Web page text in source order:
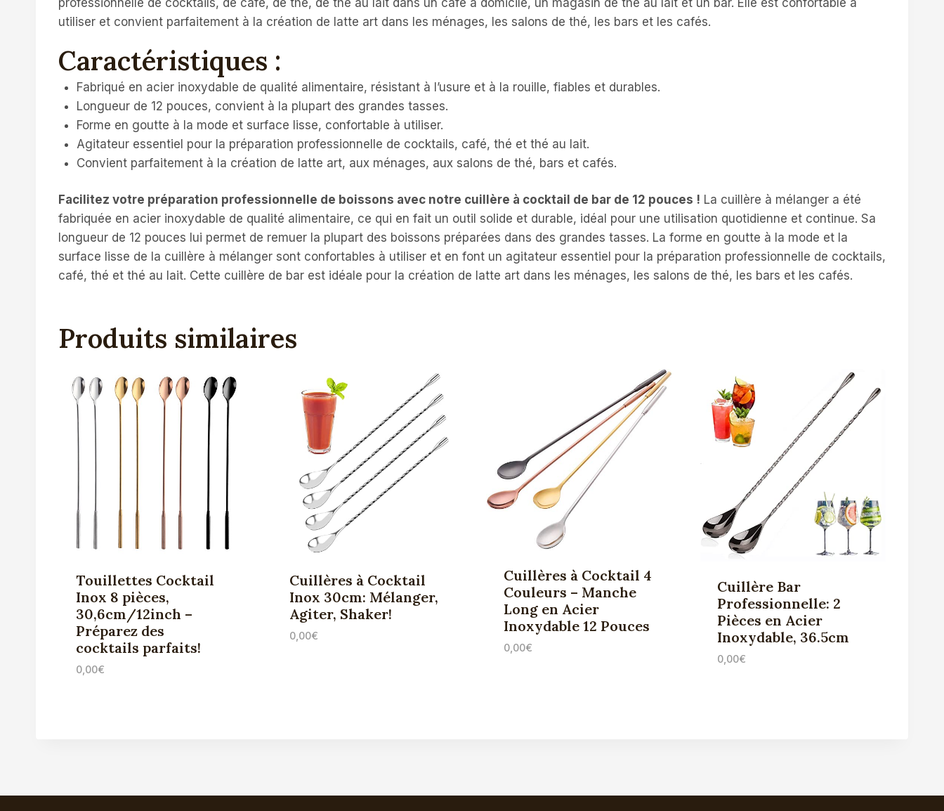
utiliser et convient parfaitement à la création de latte art dans les ménages, les salons de thé, les bars et les cafés.
Caractéristiques :
Fabriqué en acier inoxydable de qualité alimentaire, résistant à l’usure et à la rouille, fiables et durables.
Longueur de 12 pouces, convient à la plupart des grandes tasses.
Forme en goutte à la mode et surface lisse, confortable à utiliser.
Agitateur essentiel pour la préparation professionnelle de cocktails, café, thé et thé au lait.
Convient parfaitement à la création de latte art, aux ménages, aux salons de thé, bars et cafés.
Facilitez votre préparation professionnelle de boissons avec notre cuillère à cocktail de bar de 12 pouces ! La cuillère à mélanger a été
fabriquée en acier inoxydable de qualité alimentaire, ce qui en fait un outil solide et durable, idéal pour une utilisation quotidienne et continue. Sa
longueur de 12 pouces lui permet de remuer la plupart des boissons préparées dans des grandes tasses. La forme en goutte à la mode et la
surface lisse de la cuillère à mélanger sont confortables à utiliser et en font un agitateur essentiel pour la préparation professionnelle de cocktails,
café, thé et thé au lait. Cette cuillère de bar est idéale pour la création de latte art dans les ménages, les salons de thé, les bars et les cafés.
Produits similaires
Touillettes Cocktail
Inox 8 pièces,
30,6cm/12inch –
Préparez des
cocktails parfaits!
0,00€
Cuillères à Cocktail
Inox 30cm: Mélanger,
Agiter, Shaker!
0,00€
Cuillères à Cocktail 4
Couleurs – Manche
Long en Acier
Inoxydable 12 Pouces
0,00€
Cuillère Bar
Professionnelle: 2
Pièces en Acier
Inoxydable, 36.5cm
0,00€